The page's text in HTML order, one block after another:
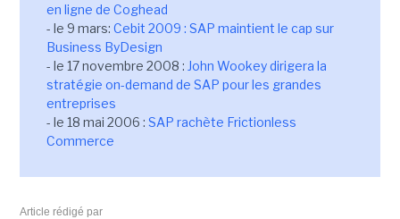
en ligne de Coghead
- le 9 mars: Cebit 2009 : SAP maintient le cap sur
Business ByDesign
- le 17 novembre 2008 : John Wookey dirigera la
stratégie on-demand de SAP pour les grandes
entreprises
- le 18 mai 2006 : SAP rachète Frictionless
Commerce
Article rédigé par